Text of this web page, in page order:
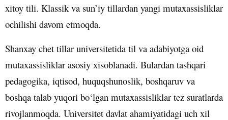
xitoy tili. Klassik va sun’iy tillardan yangi mutaxassisliklar
ochilishi davom etmoqda.
Shanxay chet tillar universitetida til va adabiyotga oid
mutaxassisliklar asosiy xisoblanadi. Bulardan tashqari
pedagogika, iqtisod, huquqshunoslik, boshqaruv va
boshqa talab yuqori bo‘lgan mutaxassisliklar tez suratlarda
rivojlanmoqda. Universitet davlat ahamiyatidagi uch xil